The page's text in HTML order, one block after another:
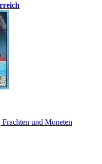
und Moneten